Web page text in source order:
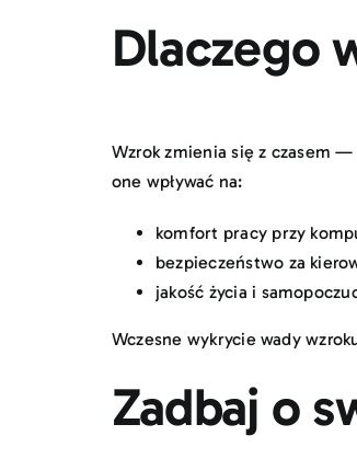
Dlaczego
Wzrok zmienia się z czasem
one wpływać na:
komfort pracy przy
bezpieczeństwo za
jakość życia i
Wczesne wykrycie wady
Zadbaj o